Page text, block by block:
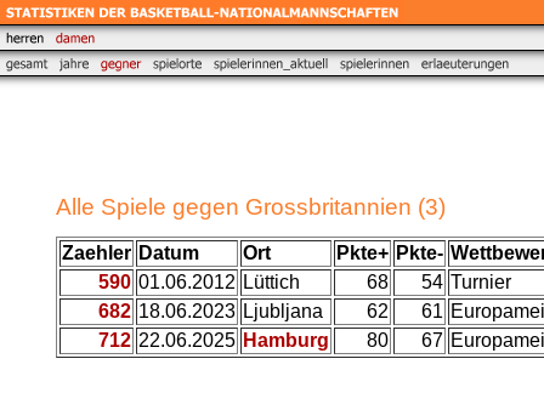
Alle Spiele gegen Grossbritannien (3)
Zaehler Datum Ort Pkte+ Pkte-
590 01.06.2012 Lüttich 68 54 Turnier
682 18.06.2023 Ljubljana 62 61
712 22.06.2025 Hamburg 80 67